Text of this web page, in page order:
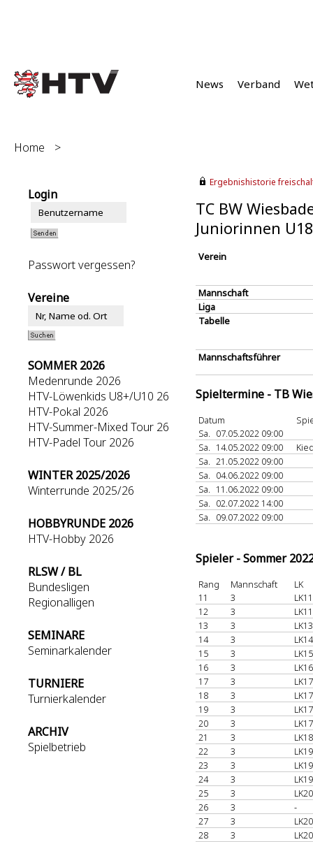
News Verband
Home >
Login
Passwort vergessen?
Vereine
SOMMER 2026
Medenrunde 2026
HTV-Löwenkids U8+/U10 26
HTV-Pokal 2026
HTV-Summer-Mixed Tour 26
HTV-Padel Tour 2026
WINTER 2025/2026
Winterrunde 2025/26
HOBBYRUNDE 2026
HTV-Hobby 2026
RLSW / BL
Bundesligen
Regionalligen
SEMINARE
Seminarkalender
TURNIERE
Turnierkalender
ARCHIV
Spielbetrieb
Ergebnishistorie
TC BW
Juniorinnen
Verein
Mannschaft
Liga
Tabelle
Mannschaftsführer
Spieltermine - TB
Datum
Sa. 07.05.2022 09:00
Sa. 14.05.2022 09:00
Sa. 21.05.2022 09:00
Sa. 04.06.2022 09:00
Sa. 11.06.2022 09:00
Sa. 02.07.2022 14:00
Sa. 09.07.2022 09:00
Spieler - Sommer
Rang Mannschaft
LK
11
3
12
3
13
3
14
3
15
3
16
3
17
3
18
3
19
3
20
3
21
3
22
3
23
3
24
3
25
3
26
3
-
27
3
28
3